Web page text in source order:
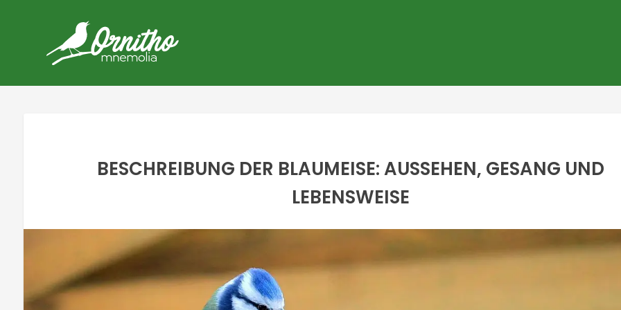
BESCHREIBUNG DER BLAUMEISE: AUSSEHEN, GESANG UND
LEBENSWEISE